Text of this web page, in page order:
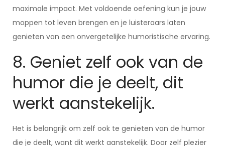
maximale impact. Met voldoende oefening kun je jouw
moppen tot leven brengen en je luisteraars laten
genieten van een onvergetelijke humoristische ervaring.
8. Geniet zelf ook van de
humor die je deelt, dit
werkt aanstekelijk.
Het is belangrijk om zelf ook te genieten van de humor
die je deelt, want dit werkt aanstekelijk. Door zelf plezier